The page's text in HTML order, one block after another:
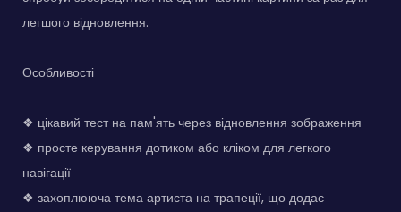
легшого відновлення.
Особливості
❖ цікавий тест на пам'ять через відновлення зображення
❖ просте керування дотиком або кліком для легкого
навігації
❖ захоплююча тема артиста на трапеції, що додає